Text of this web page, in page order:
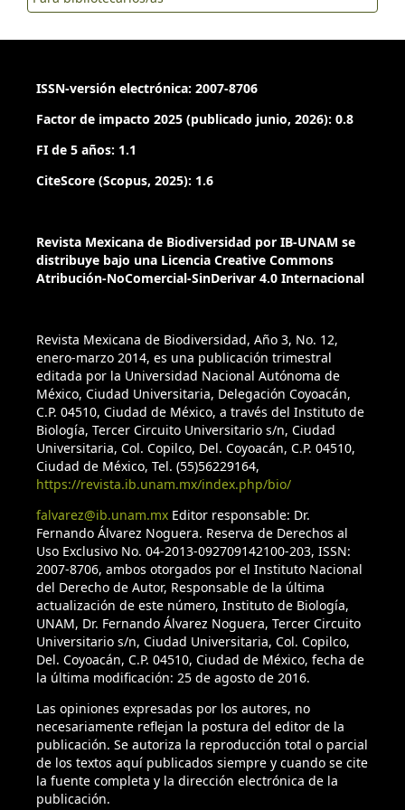
evolutionary biogeography, ecology and biogeographical
Halffter, G., Zunino, M., Moctezuma, V., & Sánchez-Huerta, J.
L. (2019). The integration processes of the distributional
paleogeographic and ecological factors of a case study.
Zootaxa, 4586, 1–34.
Hortal, J., de Bello, F., Diniz-Filho, J. A. F., Lewinsohn, T. M.,
Lobo, J. M., & Ladle, R. J. (2015). Seven shortfalls that beset
large-scale knowledge of biodiversity. Annual Review of
https://doi.org/10.1146/annurev-ecolsys-112414-054400
Howden, H. F., & Gill, B. D. (1993). Mesoamerican
Onthophagus Latreille in the dicranius and mirabilis species
groups (Coleoptera: Scarabaeidae). The Canadian
Entomologist, 125, 1091–1114.
https://doi.org/10.4039/Ent1251091-6
INEGI (Instituto Nacional de Geografía y Estadística). (2019).
Retrieved January, 2019 from:
https://www.inegi.org.mx/temas/climatologia/
Joaqui, T., Moctezuma, V., Sánchez-Huerta, J. L., & Escobar, F.
(2019). The Onthophagus fuscus (Coleoptera: Scarabaeidae)
species complex: an update and the description of a new
species. Zootaxa, 4555, 151–186.
https://doi.org/10.11646/zootaxa.4555.2.1
Kohlmann, B., & Solís, A. (2001). El género Onthophagus
(Coleoptera: Scarabaeidae) en Costa Rica. Giornale Italiano
di Entomologia, 9, 159–261.
Kohlmann, B., & Solís, A. (2012). New species and
ISSN-versión electrónica: 2007-8706
Factor de impacto 2025 (publicado junio, 2026): 0.8
FI de 5 años: 1.1
CiteScore (Scopus, 2025): 1.6
Revista Mexicana de Biodiversidad por IB-UNAM se
distribuye bajo una Licencia Creative Commons
Atribución-NoComercial-SinDerivar 4.0 Internacional
Revista Mexicana de Biodiversidad, Año 3, No. 12,
enero-marzo 2014, es una publicación trimestral
editada por la Universidad Nacional Autónoma de
México, Ciudad Universitaria, Delegación Coyoacán,
C.P. 04510, Ciudad de México, a través del Instituto de
Biología, Tercer Circuito Universitario s/n, Ciudad
Universitaria, Col. Copilco, Del. Coyoacán, C.P. 04510,
Ciudad de México, Tel. (55)56229164,
https://revista.ib.unam.mx/index.php/bio/
falvarez@ib.unam.mxEditor responsable: Dr.
Fernando Álvarez Noguera. Reserva de Derechos al
Uso Exclusivo No. 04-2013-092709142100-203, ISSN:
2007-8706, ambos otorgados por el Instituto Nacional
del Derecho de Autor, Responsable de la última
actualización de este número, Instituto de Biología,
UNAM, Dr. Fernando Álvarez Noguera, Tercer Circuito
Universitario s/n, Ciudad Universitaria, Col. Copilco,
Del. Coyoacán, C.P. 04510, Ciudad de México, fecha de
la última modificación: 25 de agosto de 2016.
Las opiniones expresadas por los autores, no
necesariamente reflejan la postura del editor de la
publicación. Se autoriza la reproducción total o parcial
de los textos aquí publicados siempre y cuando se cite
la fuente completa y la dirección electrónica de la
publicación.